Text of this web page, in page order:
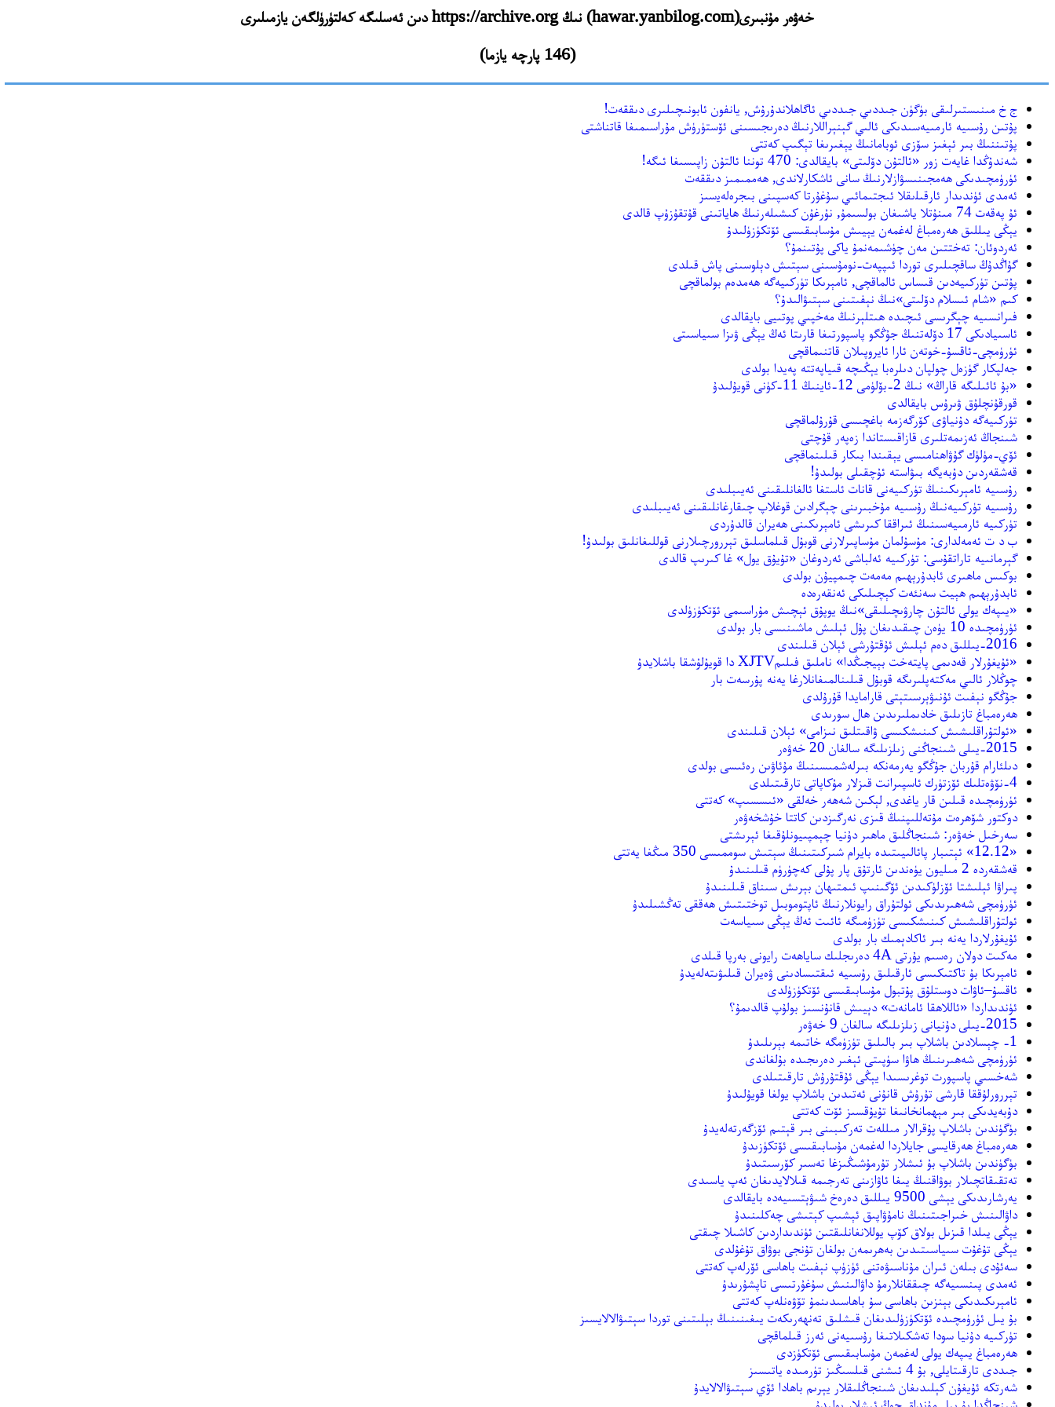
خەۋەر مۇنبىرى(hawar.yanbilog.com) نىڭ https://archive.org دىن ئەسلىگە كەلتۈرۈلگەن يازمىلىرى
(146 پارچە يازما)
ج خ مىنىستىرلىقى بۈگۈن جىددىي جىددىي ئاگاھلاندۇرۇش, يانفون ئابونىچىلىرى دىققەت!
پۇتىن رۇسىيە ئارمىيەسىدىكى ئالىي گېنېراللارنىڭ دەرىجىسىنى ئۆستۈرۈش مۇراسىمىغا قاتناشتى
پۇتىننىڭ بىر ئېغىز سۆزى ئوبامانىڭ يېغىرىغا تېگىپ كەتتى
شەندۇڭدا غايەت زور «ئالتۇن دۆلىتى» بايقالدى: 470 توننا ئالتۇن زاپىسىغا ئىگە!
ئۈرۈمچىدىكى ھەمجىنىسۋازلارنىڭ سانى ئاشكارلاندى, ھەممىمىز دىققەت
ئەمدى ﺋﯜﻧﺪﯨﺪﺍﺭ ﺋﺎﺭﻗﯩﻠىقلا ﺋﯩﺠﺘﯩﻤﺎﺋﯩﻲ ﺳﯘﻏﯘﺭﺗﺎ ﻛﻪﺳﭙﯩﻨﻰ ﺑﯩﺠﺮﻩﻟﻪﻳسىز
ﺋﯘ ﭘﻪﻗﻪﺕ 74 ﻣﯩﻨﯘﺗﻼ ﻳﺎﺷﯩﻐﺎﻥ ﺑﻮﻟﺴﯩﻤﯘ, ﻧﯘﺭﻏﯘﻥ ﻛﯩﺸﯩﻠﻪﺭﻧﯩﯔ ﻫﺎﻳﺎﺗﯩﻨﻰ ﻗﯘﺗﻘﯘﺯﯗﭖ ﻗﺎﻟﺪﻯ
يېڭى ﻳﯩﻠﻠﯩﻖ ﻫﻪﺭﻩﻣﺒﺎﻍ ﻟﻪﻏﻤﻪﻥ ﻳﯧﻴﯩﺶ ﻣﯘﺳﺎﺑﯩﻘﯩﺴﻰ ﺋﯚﺗﻜﯜﺯﯛﻟﯩﺪﯗ
ئەردوئان: تەختتىن مەن چۈشىمەنمۇ ياكى پۇتىنمۇ؟
گۇاڭدۇڭ ساقچىلىرى توردا ئىپپەت-نومۇسىنى سېتىش دېلوسىنى پاش قىلدى
پۇتىن تۈركىيەدىن قىساس ئالماقچى, ئامېرىكا تۈركىيەگە ھەمدەم بولماقچى
​كىم «شام ئىسلام دۆلىتى»نىڭ نېفىتىنى سېتىۋالىدۇ؟
فىرانسىيە چېگرىسى ئىچىدە ھىتلېرنىڭ مەخپىي پوتىيى بايقالدى
ئاسىيادىكى 17 دۆلەتنىڭ جۇڭگو پاسپورتىغا قارىتا ئەڭ يېڭى ۋىزا سىياسىتى
ﺋﯜﺭﯛﻣﭽﻰ-ﺋﺎﻗﺴﯘ-ﺧﻮﺗﻪﻥ ﺋﺎﺭﺍ ﺋﺎﻳﺮﻭﭘﯩﻼﻥ ﻗﺎﺗﻨﯩﻤﺎﻗﭽﻰ
جەلپكار گۈزەل چولپان دىلرەبا يېڭىچە قىياپەتتە پەيدا بولدى
«ﺑﯘ ﺋﺎﺋﯩﻠﯩﮕﻪ ﻗﺎﺭﺍﯓ» ﻧﯩﯔ 2-ﺑﯚﻟﯜﻣﻰ 12-ﺋﺎﻳﻨﯩﯔ 11-ﻛﯜﻧﻰ ﻗﻮﻳﯘﻟﯩﺪﯗ
ﻗﻮﺭﻗﯘﻧﭽﻠﯘﻕ ﯞﯨﺮﯗﺱ ﺑﺎﻳﻘﺎﻟﺪﻯ
ﺗﯜﺭﻛﯩﻴﻪﮔﻪ ﺩﯗﻧﻴﺎﯞﻯ ﻛﯚﺭﮔﻪﺯﻣﻪ ﺑﺎﻏﭽﯩﺴﻰ ﻗﯘﺭﯗﻟﻤﺎﻗﭽﻰ
شىنجاڭ ئەزىمەتلىرى قازاقىستاندا زەپەر قۇچتى
ﺋﯚﻱ-ﻣﯜﻟﯜﻙ ﮔﯘﯞﺍﻫﻨﺎﻣﯩﺴﻰ ﻳﯧﻘﯩﻨﺪﺍ ﺑﯩﻜﺎﺭ ﻗﯩﻠﯩﻨﻤﺎﻗﭽﻰ
ﻗﻪﺷﻘﻪﺭﺩﯨﻦ دۇبەيگە ﺑﯩﯟﺍﺳﺘﻪ ﺋﯘﭼﻘﯩﻠﻰ ﺑﻮﻟﯩﺪﯗ!
رۇسىيە ئامېرىكىنىڭ تۈركىيەنى قانات ئاستغا ئالغانلىقىنى ئەيىبلىدى
رۇسىيە تۈركىيەنىڭ رۇسىيە مۇخبىرىنى چېگرادىن قوغلاپ چىقارغانلىقىنى ئەيىبلىدى
تۈركىيە ئارمىيەسىنىڭ ئىراققا كىرىشى ئامېرىكىنى ھەيران قالدۇردى
ب د ت ئەمەلدارى: مۇسۇلمان مۇساپىرلارنى قوبۇل قىلماسلىق تېررورچىلارنى قوللىغانلىق بولىدۇ!
گېرمانىيە تاراتقۇسى: تۈركىيە ئەلباشى ئەردوغان «تۇيۇق يول» غا كىرىپ قالدى
بوكىس ماھىرى ئابدۇرېھىم مەمەت چىمپيۇن بولدى
ئابدۇرېھىم ھېيت سەنئەت كېچىلىكى ئەنقەرەدە
«يىپەك يولى ئالتۇن چارۋىچىلىقى»نىڭ يوپۇق ئېچىش مۇراسىمى ئۆتكۈزۈلدى
ﺋﯜﺭﯛﻣﭽﯩﺪﻩ 10 ﻳﯜﻩﻥ ﭼﯩﻘﯩﺪﯨﻐﺎﻥ ﭘﯘﻝ ﺋﯧﻠﯩﺶ ﻣﺎﺷﯩﻨﯩﺴﻰ ﺑﺎﺭ ﺑﻮﻟﺪﻯ
2016-ﻳﯩﻠﻠﯩﻖ ﺩﻩﻡ ﺋﯧﻠﯩﺶ ﺋﯘﻗﺘﯘﺭﺷﻰ ﺋﯧﻼﻥ ﻗﯩﻠﯩﻨﺪﻯ
«ﺋﯘﻳﻐﯘﺭﻻﺭ ﻗﻪﺩﯨﻤﻰ ﭘﺎﻳﺘﻪﺧﺖ ﺑﯧﻴﺠﯩﯖﺪﺍ» ﻧﺎﻣﻠﯩﻖ ﻓﯩﻠﯩﻢXJTV ﺩﺍ ﻗﻮﻳﯘﻟﯘﺷﻘﺎ ﺑﺎﺷﻼﻳﺪﯗ
ﭼﻮﯕﻼﺭ ﺋﺎﻟﯩﻲ ﻣﻪﻛﺘﻪﭘﻠﯩﺮﯨﮕﻪ ﻗﻮﺑﯘﻝ ﻗﯩﻠﯩﻨﺎﻟﻤﯩﻐﺎﻧﻼﺭﻏﺎ ﻳﻪﻧﻪ ﭘﯘﺭﺳﻪﺕ ﺑﺎﺭ
جۇڭگو نېفىت ئۇنىۋېرسىتېتى قارامايدا قۇرۇلدى
ﻫﻪﺭﻩﻣﺒﺎﻍ ﺗﺎﺯﯨﻠﯩﻖ ﺧﺎﺩﯨﻤﻠﯩﺮﯨﺪﯨﻦ ﻫﺎﻝ ﺳﻮﺭﯨﺪﻯ
«ﺋﻮﻟﺘﯘﺭﺍﻗﻠﯩﺸﯩﺶ ﻛﯩﻨﯩﺸﻜﯩﺴﻰ ﯞﺍﻗﯩﺘﻠﯩﻖ ﻧﯩﺰﺍﻣﻰ» ﺋﯧﻼﻥ ﻗﯩﻠﯩﻨﺪﻯ
2015-ﻳﯩﻠﻰ ﺷﯩﻨﺠﺎﯕﻨﻰ ﺯﯨﻠﺰﯨﻠﯩﮕﻪ ﺳﺎﻟﻐﺎﻥ 20 ﺧﻪﯞﻩﺭ
دىلئارام قۇربان جۇڭگو يەرمەنكە بىرلەشمىسىنىڭ مۇئاۋىن رەئىسى بولدى
4-ﻧﯚﯞﻩﺗﻠﯩﻚ ﺋﯚﺯﺗﯜﺭﻙ ﺋﺎﺳﭙﯩﺮﺍﻧﺖ ﻗﯩﺰﻻﺭ ﻣﯘﻛﺎﭘﺎﺗﻰ ﺗﺎﺭﻗﯩﺘﯩﻠﺪﻯ
ﺋﯜﺭﯛﻣﭽﯩﺪﻩ ﻗﯩﻠﯩﻦ ﻗﺎﺭ ﻳﺎﻏﺪﻯ, ﻟﯧﻜﯩﻦ ﺷﻪﻫﻪﺭ ﺧﻪﻟﻘﻰ «ﺋﯩﺴﺴﯩﭗ» ﻛﻪﺗﺘﻰ
دوكتور شۆھرەت مۇتەللىپنىڭ قىزى نەرگىزدىن كاتتا خۇشخەۋەر
سەرخىل خەۋەر: ﺷﯩﻨﺠﺎﯕﻠﯩﻖ ﻣﺎﻫﯩﺮ ﺩﯗﻧﻴﺎ ﭼﯧﻤﭙﯩﻴﻮﻧﻠﯘﻗﯩﻐﺎ ﺋﯧﺮﯨﺸﺘﻰ
«12.12» ﺋﯧﺘﯩﺒﺎﺭ ﭘﺎﺋﺎﻟﯩﻴﯩﺘﯩﺪﻩ ﺑﺎﻳﺮﺍﻡ ﺷﯩﺮﻛﯩﺘﯩﻨﯩﯔ ﺳﯧﺘﯩﺶ ﺳﻮﻣﻤﯩﺴﻰ 350 ﻣﯩﯖﻐﺎ ﻳﻪﺗﺘﻰ
ﻗﻪﺷﻘﻪﺭﺩﻩ 2 ﻣﯩﻠﻴﻮﻥ ﻳﯜﻩﻧﺪﯨﻦ ﺋﺎﺭﺗﯘﻕ ﭘﺎﺭ ﭘﯘﻟﻰ ﻛﻪﭼﯜﺭﯛﻡ ﻗﯩﻠﯩﻨﯩﺪﯗ
پىراۋا ئېلىشتا ئۆزلۈكىدىن ئۆگىنىپ ئىمتىھان بېرىش سىناق قىلىنىدۇ
ئۈرۈمچى شەھىرىدىكى ئولتۇراق رايونلارنىڭ ئاپتوموبىل توختىتىش ھەققى تەڭشىلىدۇ
ئولتۇراقلىشىش كىنىشكىسى تۈزۈمىگە ئائىت ئەڭ يېڭى سىياسەت
ئۇيغۇرلاردا يەنە بىر ئاكادېمىك بار بولدى
ﻣﻪﻛﯩﺖ ﺩﻭﻻﻥ ﺭﻩﺳﯩﻢ ﻳﯘﺭﺗﻰ 4A ﺩﻩﺭﯨﺠﻠﯩﻚ ﺳﺎﻳﺎﻫﻪﺕ ﺭﺍﻳﻮﻧﻰ ﺑﻪﺭﭘﺎ ﻗﯩﻠﺪﻯ
ئامېرىكا بۇ تاكتىكىسى ئارقىلىق رۇسىيە ئىقتىسادىنى ۋەيران قىلىۋىتەلەيدۇ
ﺋﺎﻗﺴﯘ–ﺋﺎﯞﺍﺕ ﺩﻭﺳﺘﻠﯘﻕ ﭘﯘﺗﺒﻮﻝ ﻣﯘﺳﺎﺑﯩﻘﯩﺴﻰ ﺋﯚﺗﻜﯜﺯﯛﻟﺪﻯ
ئۈندىداردا «ئاللاھقا ئامانەت» دېيىش قانۇنسىز بولۇپ قالدىمۇ؟
2015-ﻳﯩﻠﻰ ﺩﯗﻧﻴﺎﻧﻰ ﺯﯨﻠﺰﯨﻠﯩﮕﻪ ﺳﺎﻟﻐﺎﻥ 9 ﺧﻪﯞﻩﺭ
1- ﭼﯧﺴﻼﺩﯨﻦ ﺑﺎﺷﻼﭖ ﺑﯩﺮ ﺑﺎﻟﯩﻠﯩﻖ ﺗﯜﺯﯛمگە خاتىمە بېرىلىدۇ
ﺋﯜﺭﯛﻣﭽﻰ ﺷﻪﻫﯩﺮﯨﻨﯩﯔ ﻫﺎﯞﺍ ﺳﯜﭘﯩﺘﻰ ﺋﯧﻐﯩﺮ ﺩﻩﺭﯨﺠﯩﺪﻩ ﺑﯘﻟﻐﺎﻧﺪﻯ
شەخسىي پاسپورت توغرىسىدا يېڭى ئۇقتۇرۇش تارقىتىلدى
تېررورلۇققا قارشى تۇرۇش قانۇنى ئەتىدىن باشلاپ يولغا قويۇلىدۇ
ﺩﯗﺑﻪﻳﺪﯨﻜﻰ ﺑﯩﺮ ﻣﯧﻬﻤﺎﻧﺨﺎﻧﯩﻐﺎ ﺗﯘﻳﯘﻗﺴﯩﺰ ﺋﯚﺕ ﻛﻪﺗﺘﻰ
بۈگۈندىن ﺑﺎﺷﻼﭖ ﭘﯘﻗﺮﺍﻻﺭ ﻣﯩﻠﻠﻪﺕ ﺗﻪﺭﻛﯩﺒﯩﻨﻰ ﺑﯩﺮ ﻗﯧﺘﯩﻢ ﺋﯚﺯﮔﻪﺭﺗﻪﻟﻪﻳﺪﯗ
ﻫﻪﺭﻩﻣﺒﺎﻍ ﻫﻪﺭﻗﺎﻳﺴﻰ ﺟﺎﻳﻼﺭﺩﺍ ﻟﻪﻏﻤﻪﻥ ﻣﯘﺳﺎﺑﯩﻘﯩﺴﻰ ﺋﯚﺗﻜﯜﺯﯨﺪﯗ
بۈگۈندىن ﺑﺎﺷﻼﭖ ﺑﯘ ﺋﯩﺸﻼﺭ ﺗﯘﺭﻣﯘﺷﯩﯖﯩﺰﻏﺎ ﺗﻪﺳﯩﺮ ﻛﯚﺭﺳﯩﺘﯩﺪﯗ
تەتقىقاتچىلار بوۋاقنىڭ يىغا ئاۋازىنى تەرجىمە قىلالايدىغان ئەپ ياسىدى
يەرشارىدىكى يېشى 9500 يىللىق دەرەخ شىۋېتسىيەدە بايقالدى
داۋالىنىش خىراجىتىنىڭ نامۇۋاپىق ئېشىپ كېتىشى چەكلىنىدۇ
ﻳﯧﯖﻰ ﻳﯩﻠﺪﺍ ﻗﯩﺰﯨﻞ ﺑﻮﻻﻕ ﻛﯚﭖ ﻳﻮﻟﻼﻧﻐﺎﻧﻠﯩﻘﺘﯩﻦ ﺋﯜﻧﺪﯨﺪﺍﺭﺩﯨﻦ ﻛﺎﺷﯩﻼ ﭼﯩﻘﺘﻰ
ﻳﯧﯖﻰ ﺗﯘﻏﯘﺕ ﺳﯩﻴﺎﺳﯩﺘﯩﺪﯨﻦ ﺑﻪﻫﺮﯨﻤﻪﻥ ﺑﻮﻟﻐﺎﻥ ﺗﯘﻧﺠﻰ ﺑﻮﯞﺍﻕ ﺗﯘﻏﯘﻟﺪﻯ
ﺳﻪﺋﯘﺩﻯ ﺑﯩﻠﻪﻥ ﺋﯩﺮﺍﻥ ﻣﯘﻧﺎﺳﯩﯟﻩﺗﻨﻰ ﺋﯜﺯﯛﭖ ﻧﯧﻔﯩﺖ ﺑﺎﻫﺎﺳﻰ ﺋﯚﺭﻟﻪﭖ ﻛﻪﺗﺘﻰ
ﺋﻪﻣﺪﻯ ﭘﯩﻨﺴﯩﻴﻪﮔﻪ ﭼﯩﻘﻘﺎﻧﻼﺭﻣﯘ ﺩﺍﯞﺍﻟﯩﻨﯩﺶ ﺳﯘﻏﯘﺭﺗﯩﺴﻰ ﺗﺎﭘﺸﯘﺭﯨﺪﯗ
ﺋﺎﻣﯧﺮﯨﻜﯩﺪﯨﻜﻰ ﺑﯧﻨﺰﯨﻦ ﺑﺎﻫﺎﺳﻰ ﺳﯘ ﺑﺎﻫﺎﺳﯩﺪﯨﻨﻤﯘ ﺗﯚﯞﻩﻧﻠﻪﭖ ﻛﻪﺗﺘﻰ
بۇ يىل ئۈرۈمچىدە ئۆتكۈزۈلىدىغان ﻗﯩﺸﻠﯩﻖ ﺗﻪﻧﻬﻪﺭﯨﻜﻪﺕ ﻳﯩﻐﯩﻨﯩﻨﯩﯔ ﺑﯧﻠﯩﺘﯩﻨﻰ ﺗﻮﺭﺩﺍ ﺳﯧﺘﯩﯟﺍﻻﻻﻳﺴﯩﺰ
ﺗﯜﺭﻛﯩﻴﻪ ﺩﯗﻧﻴﺎ ﺳﻮﺩﺍ ﺗﻪﺷﻜﯩﻼﺗﯩﻐﺎ ﺭﯗﺳﯩﻴﻪﻧﻰ ﺋﻪﺭﺯ ﻗﯩﻠﻤﺎﻗﭽﻰ
ﻫﻪﺭﻩﻣﺒﺎﻍ ﻳﯩﭙﻪﻙ ﻳﻮﻟﻰ ﻟﻪﻏﻤﻪﻥ ﻣﯘﺳﺎﺑﯩﻘﯩﺴﻰ ﺋﯚﺗﻜﯜﺯﺩﻯ
جىددى تارقىتايلى, بۇ 4 ئىشنى قىلسىڭىز تۈرمىدە ياتىسىز
ﺷﻪﺭﺗﻜﻪ ﺋﯘﻳﻐﯘﻥ ﻛﯧﻠﯩﺪﯨﻐﺎﻥ ﺷﯩﻨﺠﺎﯕﻠﯩﻘﻼﺭ ﻳﯧﺮﯨﻢ ﺑﺎﻫﺎﺩﺍ ﺋﯚﻱ ﺳﯧﺘﯩﯟﺍﻻﻻﻳﺪﯗ
ﺷﯩﻨﺠﺎﯕﺪﺍ ﺑﯘ ﻳﯩﻞ ﻣﯘﻧﺪﺍﻕ ﭼﻮﯓ ﺋﯩﺸﻼﺭ ﺑﻮﻟﯩﺪﯗ